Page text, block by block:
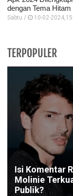
dengan Tema Hitam
Sabtu / 10-02-
TERPOPULER
Isi Komentar
Molinie
Publik?